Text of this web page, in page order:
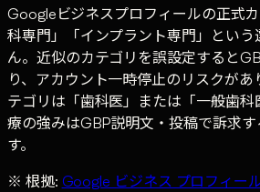
Googleビジネスプロフィールの正式
科専門」「インプラント専門」という
ん。近似のカテゴリを誤設定すると
り、アカウント一時停止のリスクがあ
テゴリは「歯科医」または「一般歯
療の強みはGBP説明文・投稿で訴求
す。
※ 根拠: Google ビジネス プロフィー